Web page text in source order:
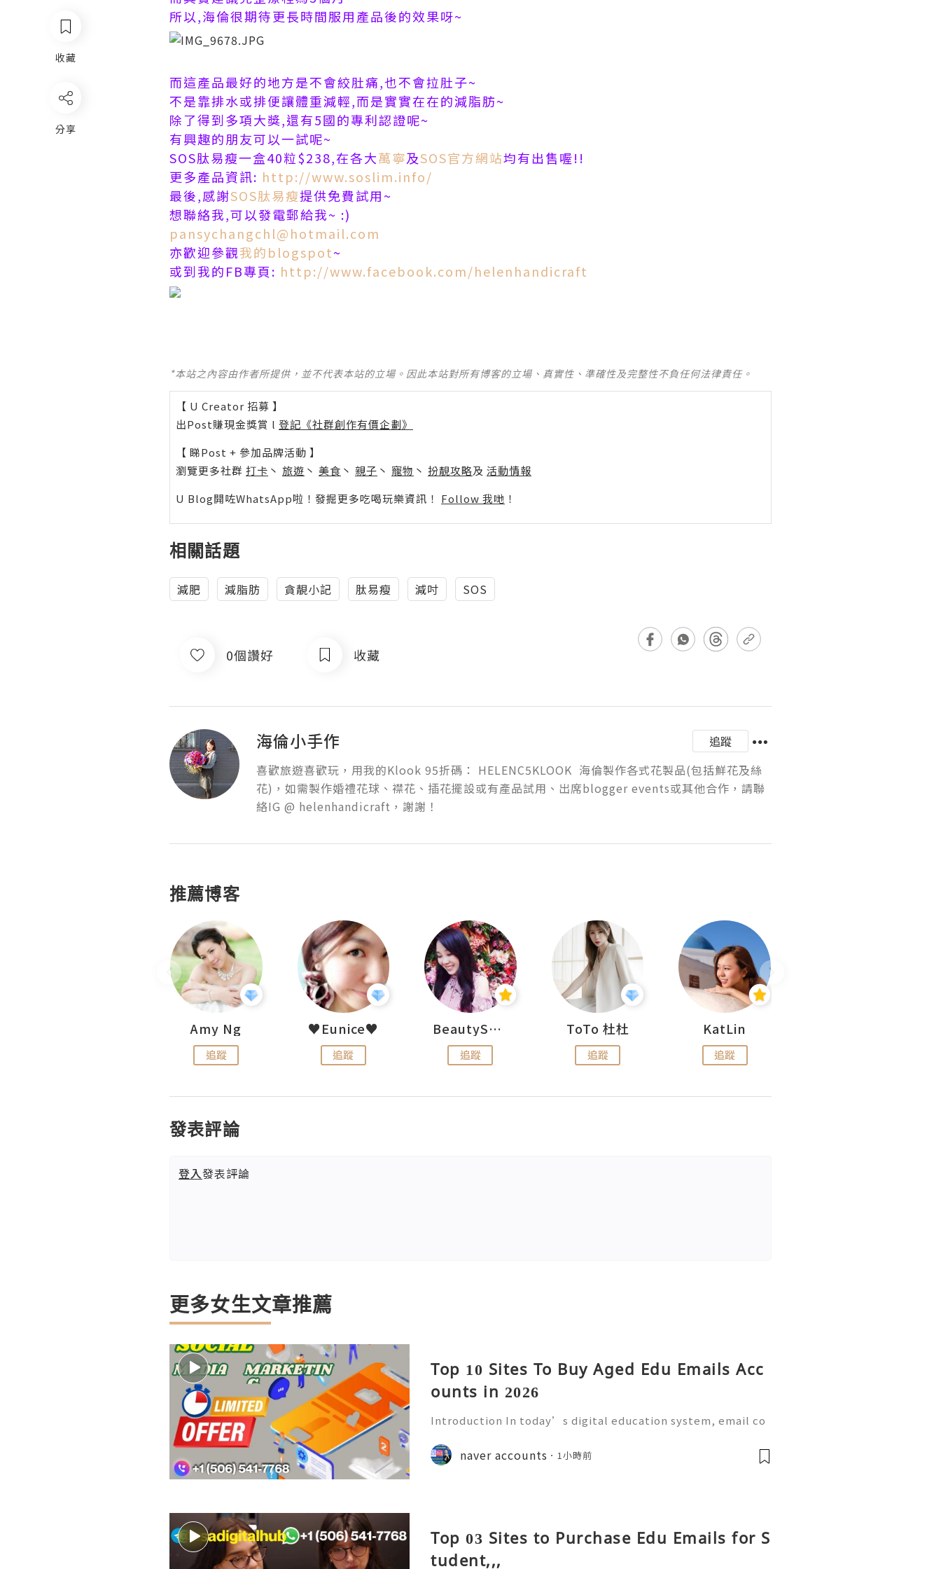
收藏
分享
所以,海倫很期待更長時間服用產品後的效果呀~
而這產品最好的地方是不會絞肚痛,也不會拉肚子~
不是靠排水或排便讓體重減輕,而是實實在在的減脂肪~
除了得到多項大獎,還有5國的專利認證呢~
有興趣的朋友可以一試呢~
SOS肽易瘦一盒40粒$238,在各大萬寧及SOS官方網站均有出售喔!!
更多產品資訊: http://www.soslim.info/
最後,感謝SOS肽易瘦提供免費試用~
想聯絡我,可以發電郵給我~ :)
pansychangchl@hotmail.com
亦歡迎參觀我的blogspot~
或到我的FB專頁: http://www.facebook.com/helenhandicraft
*本站之內容由作者所提供，並不代表本站的立場。因此本站對所有博客的立場、真實性、準確性及完整性不負任何法律責任。
【 U Creator 招募 】
出Post賺現金獎賞 l 登記《社群創作有價企劃》
【 睇Post + 參加品牌活動 】
瀏覽更多社群 打卡 丶 旅遊 丶 美食 丶 親子 丶 寵物 丶 扮靚攻略及 活動情報
U Blog開咗WhatsApp啦！發掘更多吃喝玩樂資訊！ Follow 我哋 ！
相關話題
減肥 減脂肪 貪靚小記 肽易瘦 減吋 SOS
0個讚好 收藏
海倫小手作
追蹤
喜歡旅遊喜歡玩，用我的Klook 95折碼： HELENC5KLOOK  海倫製作各式花製品(包括鮮花及絲
花)，如需製作婚禮花球、襟花、插花擺設或有產品試用、出席blogger events或其他合作，請聯
絡IG @ helenhandicraft，謝謝！
推薦博客
Amy Ng
追蹤
♥Eunice♥
追蹤
BeautySearch
追蹤
ToTo 杜杜
追蹤
KatLin
追蹤
發表評論
登入發表評論
更多女生文章推薦
Top 10 Sites To Buy Aged Edu Emails Acc
ounts in 2026
Introduction In today’s digital education system, email co
Educational institutions around the world provide dedicate
d email accounts to stude
naver accounts 1小時前
Top 03 Sites to Purchase Edu Emails for S
tudent,,,